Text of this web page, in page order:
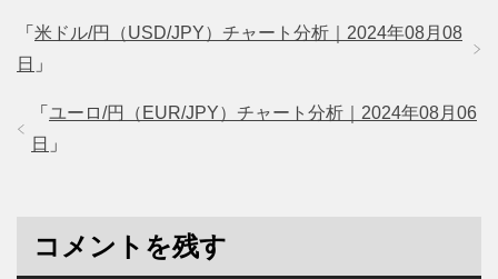
「 米ドル/円（USD/JPY）チャート分析｜2024年08月08
日 」
「 ユーロ/円（EUR/JPY）チャート分析｜2024年08月06
日 」
コメントを残す